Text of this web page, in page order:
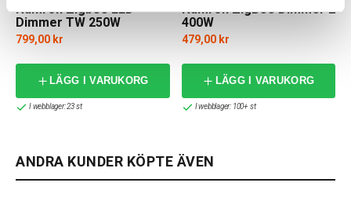
Namron Zigbee LED
Dimmer TW 250W
799,00 kr
LÄGG I VARUKORG
I webblager: 23 st
Namron ZigBee Dimmer 2
400W
479,00 kr
LÄGG I VARUKORG
I webblager: 100+ st
ANDRA KUNDER KÖPTE ÄVEN